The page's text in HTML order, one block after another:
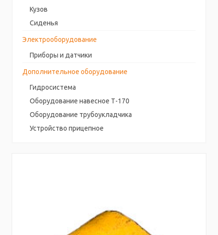
Кузов
Сиденья
Электрооборудование
Приборы и датчики
Дополнительное оборудование
Гидросистема
Оборудование навесное Т-170
Оборудование трубоукладчика
Устройство прицепное